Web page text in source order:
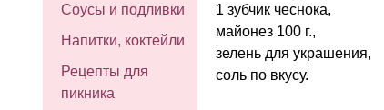
Соусы и подливки
Напитки, коктейли
Рецепты для
пикника
1 зубчик чеснока,
майонез 100 г.,
зелень для украшения,
соль по вкусу.